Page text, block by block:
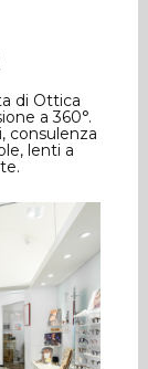
di Ottica
a 360°.
consulenza
lenti a